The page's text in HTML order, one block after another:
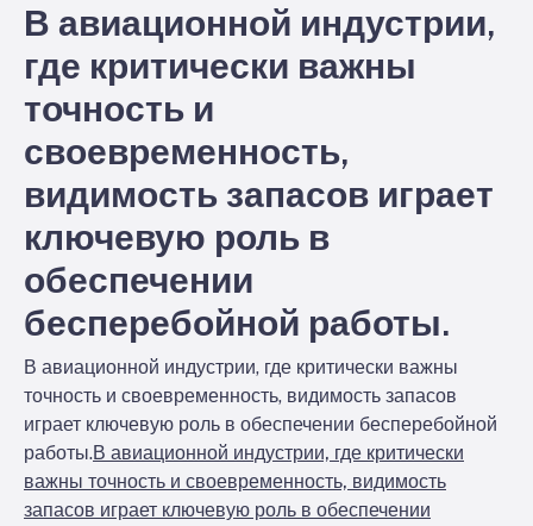
В авиационной индустрии,
где критически важны
точность и
своевременность,
видимость запасов играет
ключевую роль в
обеспечении
бесперебойной работы.
В авиационной индустрии, где критически важны
точность и своевременность, видимость запасов
играет ключевую роль в обеспечении бесперебойной
работы.В авиационной индустрии, где критически
важны точность и своевременность, видимость
запасов играет ключевую роль в обеспечении